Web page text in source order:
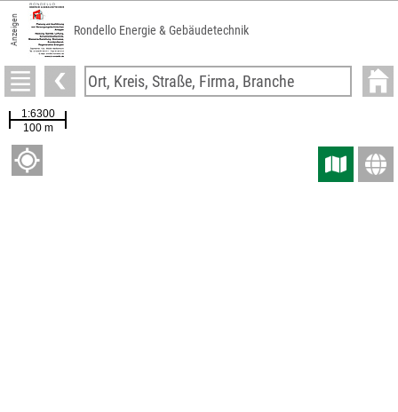
Anzeigen Rondello Energie & Gebäudetechnik